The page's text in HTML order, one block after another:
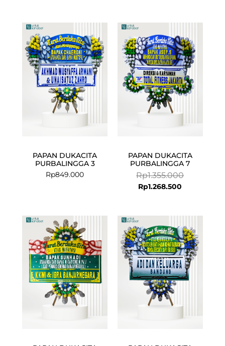
PAPAN DUKACITA
PURBALINGGA 3
Rp849.000
PAPAN DUKACITA
PURBALINGGA 7
Rp1.355.000
price
was:
Rp1.268.500
price
is:
Rp1.268.500.